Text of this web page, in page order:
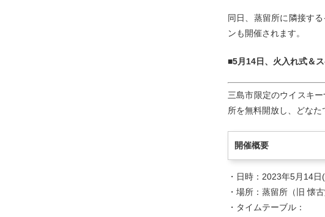
同日、蒸留所に隣接す
ンも開催されます。
■5月14日、火入れ式＆
三島市限定のウイスキ
所を無料開放し、どなた
開催概要
・日時：2023年5月14
・場所：蒸留所（旧 懐
・タイムテーブル：